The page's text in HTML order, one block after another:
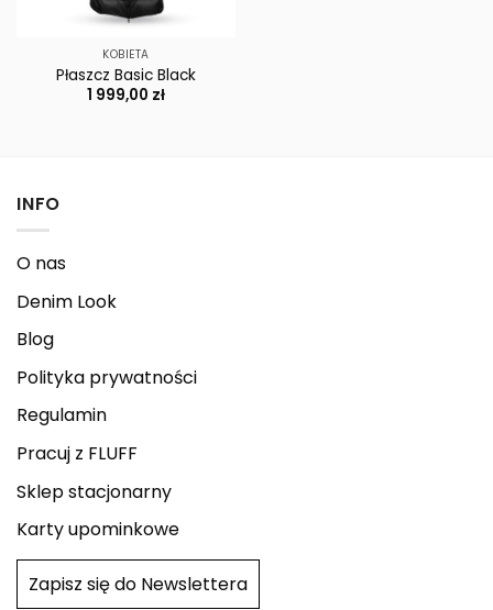
KOBIETA
Płaszcz Basic Black
1 999,00 zł
INFO
O nas
Denim Look
Blog
Polityka prywatności
Regulamin
Pracuj z FLUFF
Sklep stacjonarny
Karty upominkowe
Zapisz się do Newslettera